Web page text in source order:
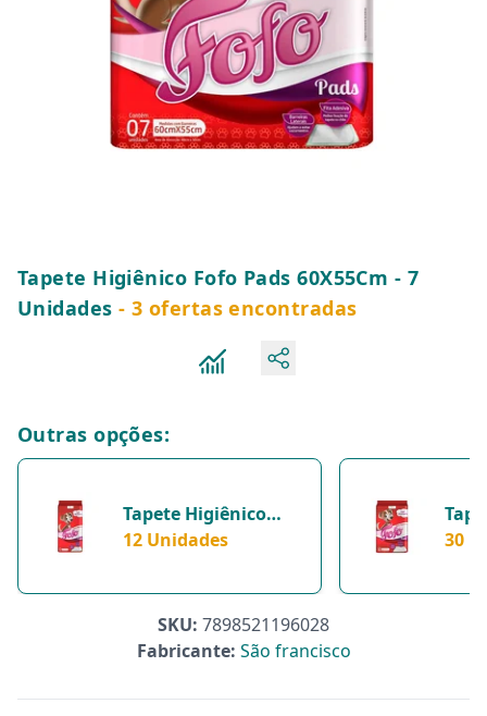
Tapete Higiênico Fofo Pads 60X55Cm - 7
Unidades - 3 ofertas encontradas
Outras opções:
Tapete Higiênico
Fofo Pads Para
Unidades
12 Unidades
Fofo
30
SKU: 7898521196028
Fabricante: São francisco